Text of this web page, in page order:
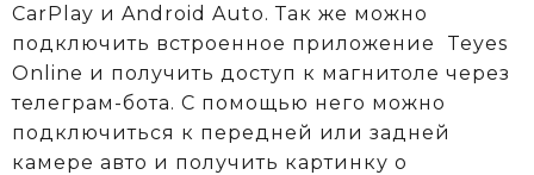
CarPlay и Android Auto. Так же можно
подключить встроенное приложение Teyes
Online и получить доступ к магнитоле через
телеграм-бота. С помощью него можно
подключиться к передней или задней
камере авто и получить картинку о